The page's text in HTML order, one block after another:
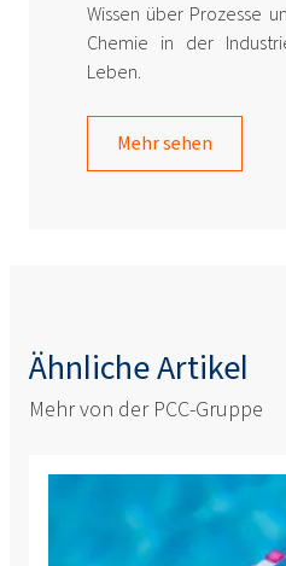
Wissen über Prozesse
Chemie in der
Leben.
Mehr sehen
Ähnliche Artikel
Mehr von der PCC-Gruppe